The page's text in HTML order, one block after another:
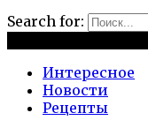
Search for:
Интересное
Новости
Рецепты